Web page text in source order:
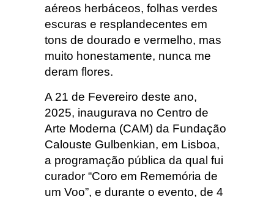
aéreos herbáceos, folhas verdes
escuras e resplandecentes em
tons de dourado e vermelho, mas
muito honestamente, nunca me
deram flores.
A 21 de Fevereiro deste ano,
2025, inaugurava no Centro de
Arte Moderna (CAM) da Fundação
Calouste Gulbenkian, em Lisboa,
a programação pública da qual fui
curador “Coro em Rememória de
um Voo”, e durante o evento, de 4